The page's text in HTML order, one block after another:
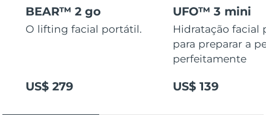
BEAR™ 2 go
O lifting facial portátil.
US$ 279
UFO™ 3 mini
Hidratação facial
para preparar a
perfeitamente
US$ 139